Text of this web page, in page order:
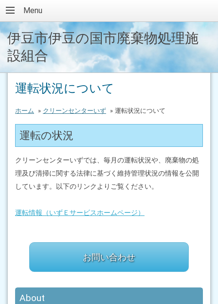
Menu
伊豆市伊豆の国市廃棄物処理施
設組合
運転状況について
ホーム » クリーンセンターいず » 運転状況について
運転の状況
クリーンセンターいずでは、毎月の運転状況や、廃棄物の処
理及び清掃に関する法律に基づく維持管理状況の情報を公開
しています。以下のリンクよりご覧ください。
運転情報（いずＥサービスホームページ）
お問い合わせ
About